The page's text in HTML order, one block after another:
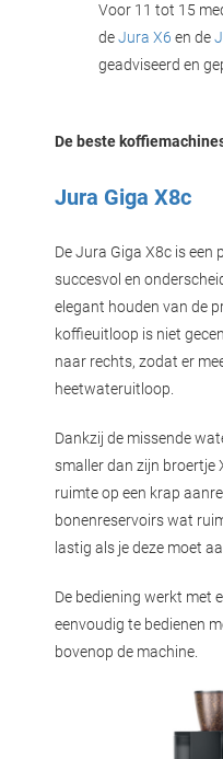
Voor 11 tot 15
deJura X6 en de
geadviseerd en
De beste
Jura Giga X8c
De Jura Giga X8c is
succesvol en
elegant houden van de
koffieuitloop is niet
naar rechts, zodat er
heetwateruitloop.
Dankzij de missende
smaller dan zijn broertje
ruimte op een krap
bonenreservoirs wat
lastig als je deze moet
De bediening werkt met
eenvoudig te bedienen
bovenop de machine.